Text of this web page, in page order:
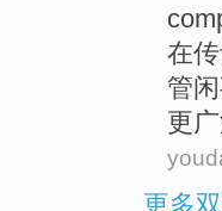
在
管
更
更多